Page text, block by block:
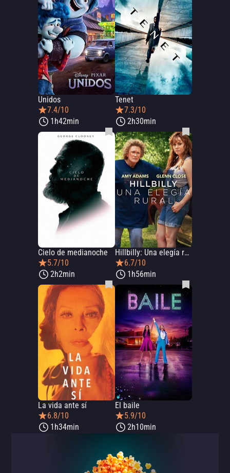
Unidos
7.4/10
1h42min
Tenet
7.3/10
2h30min
Cielo de medianoche
5.7/10
2h2min
Hillbilly: Una elegía rural
6.7/10
1h56min
La vida ante sí
6.8/10
1h34min
El baile
5.9/10
2h10min